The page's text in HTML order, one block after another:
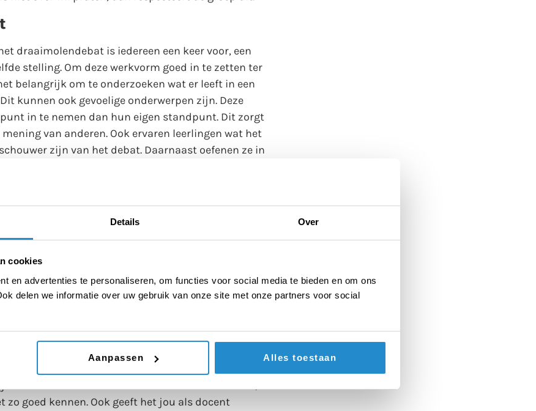
Details Over
cookies
en advertenties te personaliseren, om functies voor social media te bieden en om ons
delen we informatie over uw gebruik van onze site met onze partners voor social
Aanpassen Alles toestaan
draaimolendebat is iedereen een keer voor, een
stelling. Om deze werkvorm goed in te zetten ter
belangrijk om te onderzoeken wat er leeft in een
kunnen ook gevoelige onderwerpen zijn. Deze
in te nemen dan hun eigen standpunt. Dit zorgt
van anderen. Ook ervaren leerlingen wat het
zijn van het debat. Daarnaast oefenen ze in
ook leren dat medeleerlingen een afwijkende
onderling begrip tussen de leerlingen.
start je in een neutrale positie. Door middel van
is ten opzichte van een stelling. Veilig, want
je iets hoeft te zeggen. Een voordeel hiervan is
standpunten (‘Ik ben blijkbaar niet de enige die
telefoongedrag van hun kinderen’), en het biedt
zij hun eigen standpunt aan de ander uitleggen.
dat de rest van de klas inzicht krijgt in de andere
een leerling met een afwijkend standpunt te
doorgronden wat er achter een ander standpunt
alleen overeenkomsten hebben met vrienden,
goed kennen. Ook geeft het jou als docent